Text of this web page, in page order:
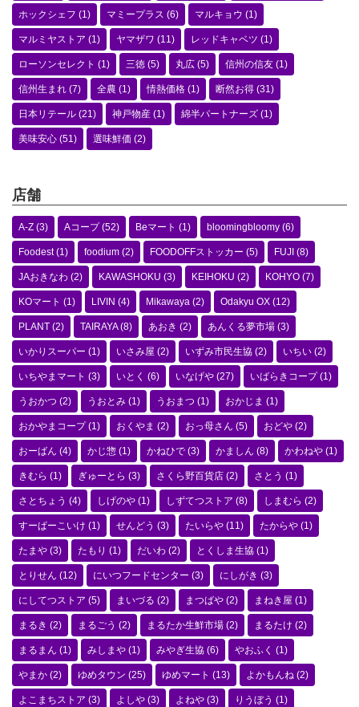
ホックシェフ (1) マミープラス (6) マルキョウ (1)
マルミヤストア (1) ヤマザワ (11) レッドキャベツ (1)
ローソンセレクト (1) 三徳 (5) 丸広 (5) 信州の信友 (1)
信州生まれ (7) 全農 (1) 情熱価格 (1) 断然お得 (31)
日本リテール (21) 神戸物産 (1) 綿半パートナーズ (1)
美味安心 (51) 選味鮮価 (2)
店舗
A-Z (3) Aコープ(52) Beマート (1) bloomingbloomy (6)
Foodest(1) foodium (2) FOODOFFストッカー (5) FUJI (8)
JAおきなわ (2) KAWASHOKU (3) KEIHOKU (2) KOHYO (7)
KOマート (1) LIVIN (4) Mikawaya (2) Odakyu OX (12)
PLANT (2) TAIRAYA(8) あおき (2) あんくる夢市場 (3)
いかりスーパー (1) いさみ屋 (2) いずみ市民生協 (2) いちい (2)
いちやまマート (3) いとく (6) いなげや (27) いばらきコープ(1)
うおかつ (2) うおとみ (1) うおまつ (1) おかじま (1)
おかやまコープ(1) おくやま (2) おっ母さん (5) おどや (2)
おーばん (4) かじ惣 (1) かねひで (3) かましん (8) かわねや (1)
きむら (1) ぎゅーとら (3) さくら野百貨店 (2) さとう (1)
さとちょう (4) しげのや (1) しずてつストア (8) しまむら (2)
すーぱーこいけ (1) せんどう (3) たいらや (11) たからや (1)
たまや (3) たもり (1) だいわ (2) とくしま生協 (1)
とりせん (12) にいつフードセンター (3) にしがき (3)
にしてつストア (5) まいづる (2) まつばや (2) まねき屋 (1)
まるき (2) まるごう (2) まるたか生鮮市場 (2) まるたけ (2)
まるまん (1) みしまや (1) みやぎ生協 (6) やおふく (1)
やまか (2) ゆめタウン (25) ゆめマート (13) よかもんね (2)
よこまちストア (3) よしや (3) よねや (3) りうぼう (1)